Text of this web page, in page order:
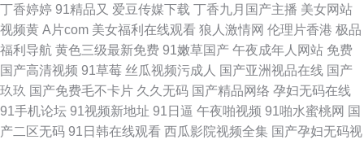
丁香婷婷 91精品又 爱豆传媒下载 丁香九月国产主播 美女网站
视频黄 A片com 美女福利在线观看 狼人激情网 伦理片香港 极品
福利导航 黄色三级最新免费 91嫩草国产 午夜成年人网站 免费
国产高清视频 91草莓 丝瓜视频污成人 国产亚洲视品在线 国产
玖玖 国产免费毛不卡片 久久无码 国产精品网络 孕妇无码在线
91手机论坛 91视频新地址 91日逼 午夜啪视频 91啪水蜜桃网 国
产二区无码 91日韩在线观看 西瓜影院视频全集 国产孕妇无码视